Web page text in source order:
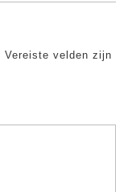
Vereiste velden zijn